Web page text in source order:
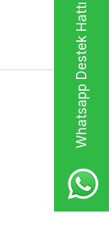
Whatsapp Destek Hattı